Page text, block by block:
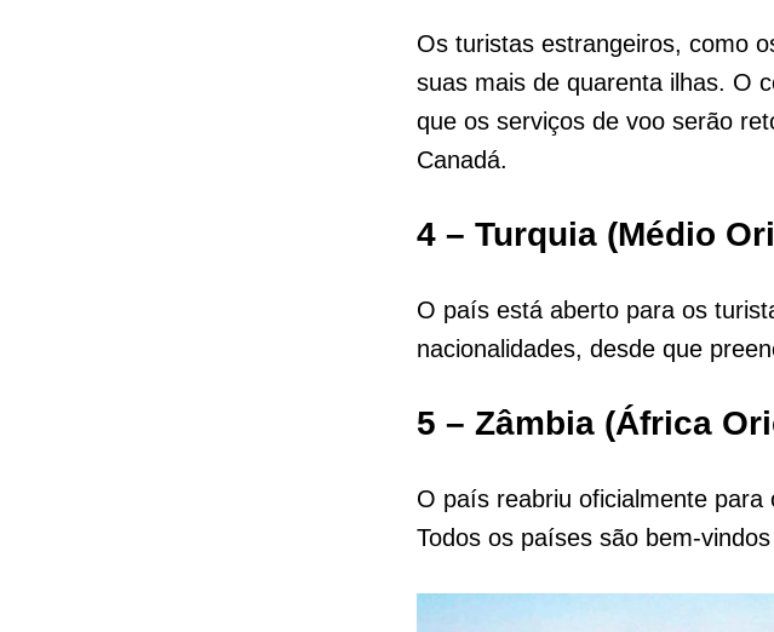
Os turistas estrangeiros, como
suas mais de quarenta ilhas. O
que os serviços de voo serão
Canadá.
4 – Turquia (Médio
O país está aberto para os
nacionalidades, desde que
5 – Zâmbia (África
O país reabriu oficialmente
Todos os países são bem-